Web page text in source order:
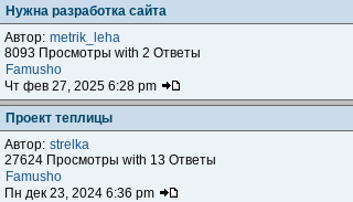
Нужна разработка сайта
Автор: metrik_leha
8093 Просмотры with 2 Ответы
Famusho
Чт фев 27, 2025 6:28 pm
Проект теплицы
Автор: strelka
27624 Просмотры with 13 Ответы
Famusho
Пн дек 23, 2024 6:36 pm